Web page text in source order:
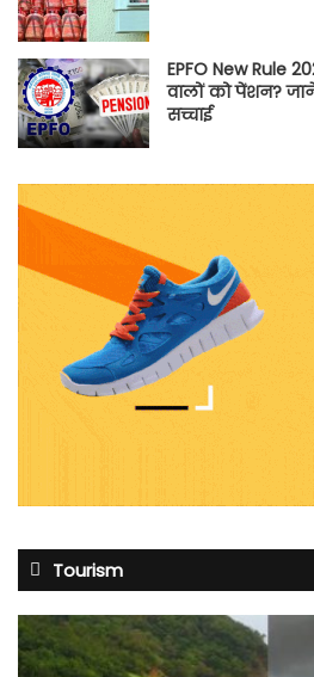
EPFO New Rule
वालों को पेंशन?
सच्चाई
Tourism